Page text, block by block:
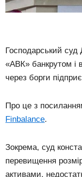
Господарський суд
«АВК» банкрутом і
через борги
Про це з
Finbalance.
Зокрема, суд
перевищення
активами,